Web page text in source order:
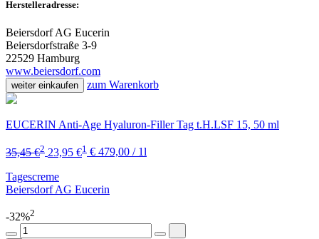
Herstelleradresse:
Beiersdorf AG Eucerin
Beiersdorfstraße 3-9
22529 Hamburg
www.beiersdorf.com
weiter einkaufen zum Warenkorb
EUCERIN Anti-Age Hyaluron-Filler Tag t.H.LSF 15, 50 ml
35,45 €2 23,95 €1 € 479,00 / 1l
Tagescreme
Beiersdorf AG Eucerin
-32%2